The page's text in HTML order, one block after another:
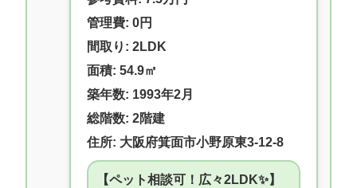
管理費: 0円
間取り: 2LDK
面積: 54.9㎡
築年数: 1993年2月
総階数: 2階建
住所: 大阪府箕面市小野原東3-12-8
【ペット相談可！広々2LDK✨】